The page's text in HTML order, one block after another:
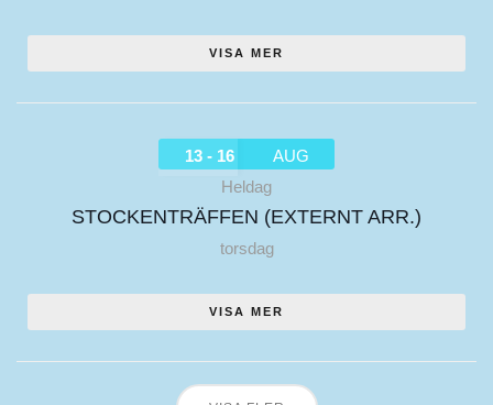
VISA MER
13 - 16
AUG
Heldag
STOCKENTRÄFFEN (EXTERNT ARR.)
torsdag
VISA MER